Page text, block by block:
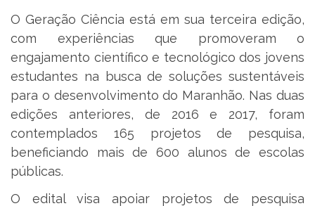
O Geração Ciência está em sua terceira edição,
com experiências que promoveram o
engajamento científico e tecnológico dos jovens
estudantes na busca de soluções sustentáveis
para o desenvolvimento do Maranhão. Nas duas
edições anteriores, de 2016 e 2017, foram
contemplados 165 projetos de pesquisa,
beneficiando mais de 600 alunos de escolas
públicas.
O edital visa apoiar projetos de pesquisa